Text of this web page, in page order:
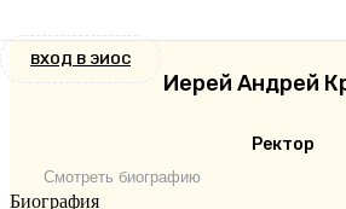
ВХОД В ЭИОС
Иерей Андрей
Ректор
Смотреть биографию
Биография